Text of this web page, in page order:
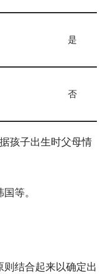
是
否
时父母情
等。
结合起来以确定出